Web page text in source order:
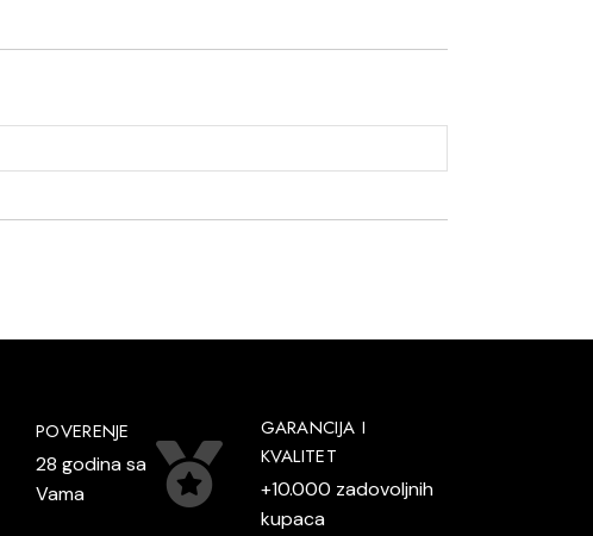
POVERENJE
28 godina sa
Vama
GARANCIJA I
KVALITET
+10.000 zadovoljnih
kupaca